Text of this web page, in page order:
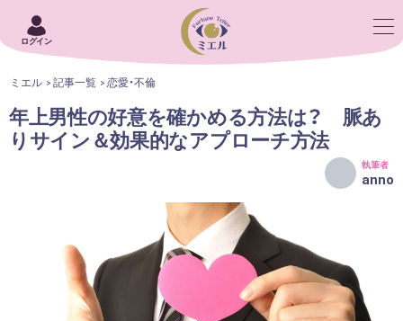
ログイン
ミエル 記事一覧 恋愛・不倫
年上男性の好意を確かめる方法は？ 脈あ
りサイン＆効果的なアプローチ方法
執筆者
anno